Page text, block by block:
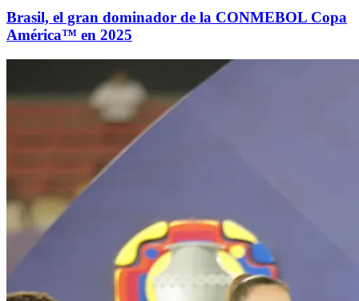
Brasil, el gran dominador de la CONMEBOL Copa
América™ en 2025